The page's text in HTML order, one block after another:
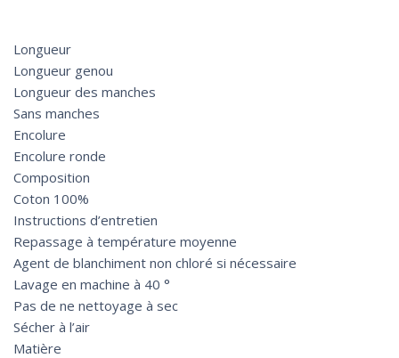
Longueur
Longueur genou
Longueur des manches
Sans manches
Encolure
Encolure ronde
Composition
Coton 100%
Instructions d’entretien
Repassage à température moyenne
Agent de blanchiment non chloré si nécessaire
Lavage en machine à 40 °
Pas de ne nettoyage à sec
Sécher à l’air
Matière